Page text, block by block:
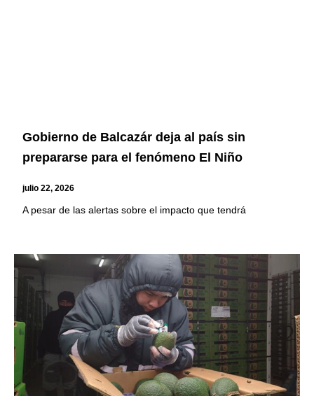
Gobierno de Balcazár deja al país sin
prepararse para el fenómeno El Niño
julio 22, 2026
A pesar de las alertas sobre el impacto que tendrá